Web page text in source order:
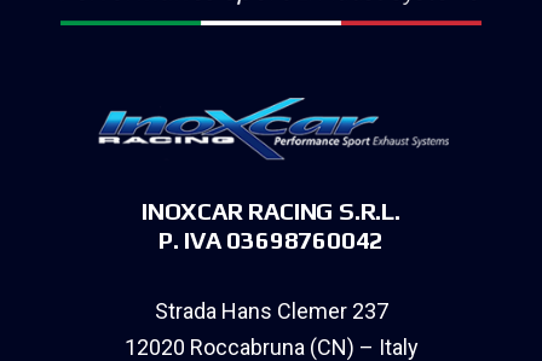
INOXCAR RACING S.R.L.
P. IVA 03698760042
Strada Hans Clemer 237
12020 Roccabruna (CN) – Italy